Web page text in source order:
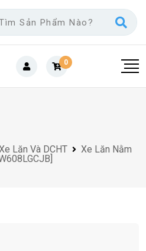
0
Lăn Và DCHT
Xe Lăn Nằm